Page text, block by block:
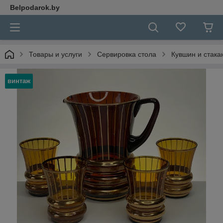
Belpodarok.by
Товары и услуги Сервировка стола Кувшин и
винтаж